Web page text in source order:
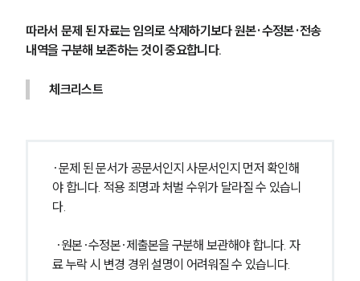
따라서 문제 된 자료는 임의로 삭제하기보다 원본·수정본·전송
내역을 구분해 보존하는 것이 중요합니다.
체크리스트
·문제 된 문서가 공문서인지 사문서인지 먼저 확인해
야 합니다. 적용 죄명과 처벌 수위가 달라질 수 있습니
다.
료 누락 시 변경 경위 설명이 어려워질 수 있습니다.